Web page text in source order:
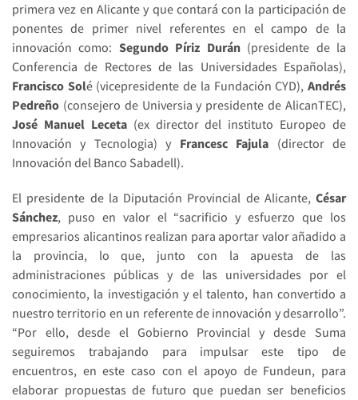
primera vez en Alicante y que contará con la participación de
ponentes de primer nivel referentes en el campo de la
innovación como: Segundo Píriz Durán(presidente de la
Conferencia de Rectores de las Universidades Españolas),
Francisco Solé (vicepresidente de la Fundación CYD),Andrés
Pedreño (consejero de Universia y presidente de AlicanTEC),
José Manuel Leceta(ex director del instituto Europeo de
Innovación y Tecnologia) y Francesc Fajula (director de
Innovación del Banco Sabadell).
El presidente de la Diputación Provincial de Alicante, César
Sánchez, puso en valor el “sacrificio y esfuerzo que los
empresarios alicantinos realizan para aportar valor añadido a
la provincia, lo que, junto con la apuesta de las
administraciones públicas y de las universidades por el
conocimiento, la investigación y el talento, han convertido a
nuestro territorio en un referente de innovación y desarrollo”.
“Por ello, desde el Gobierno Provincial y desde Suma
seguiremos trabajando para impulsar este tipo de
encuentros, en este caso con el apoyo de Fundeun, para
elaborar propuestas de futuro que puedan ser beneficios